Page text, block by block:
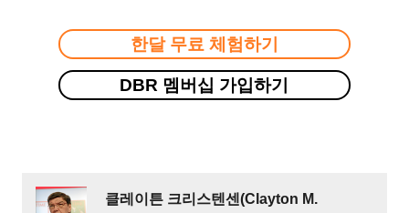
한달 무료 체험하기
DBR 멤버십 가입하기
클레이튼 크리스텐센(Clayton M.